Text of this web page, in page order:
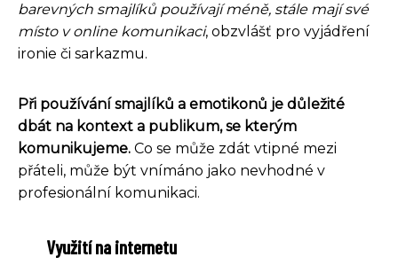
barevných smajlíků používají méně, stále mají své
místo v online komunikaci, obzvlášť pro vyjádření
ironie či sarkazmu.
Při používání smajlíků a emotikonů je důležité
dbát na kontext a publikum, se kterým
komunikujeme. Co se může zdát vtipné mezi
přáteli, může být vnímáno jako nevhodné v
profesionální komunikaci.
Využití na internetu